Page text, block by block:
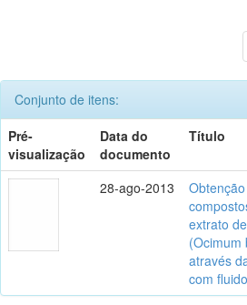
Conjunto de itens:
Pré-
visualização
Data do
documento
Título
28-ago-2013
extrato
(Ocimum
através
com